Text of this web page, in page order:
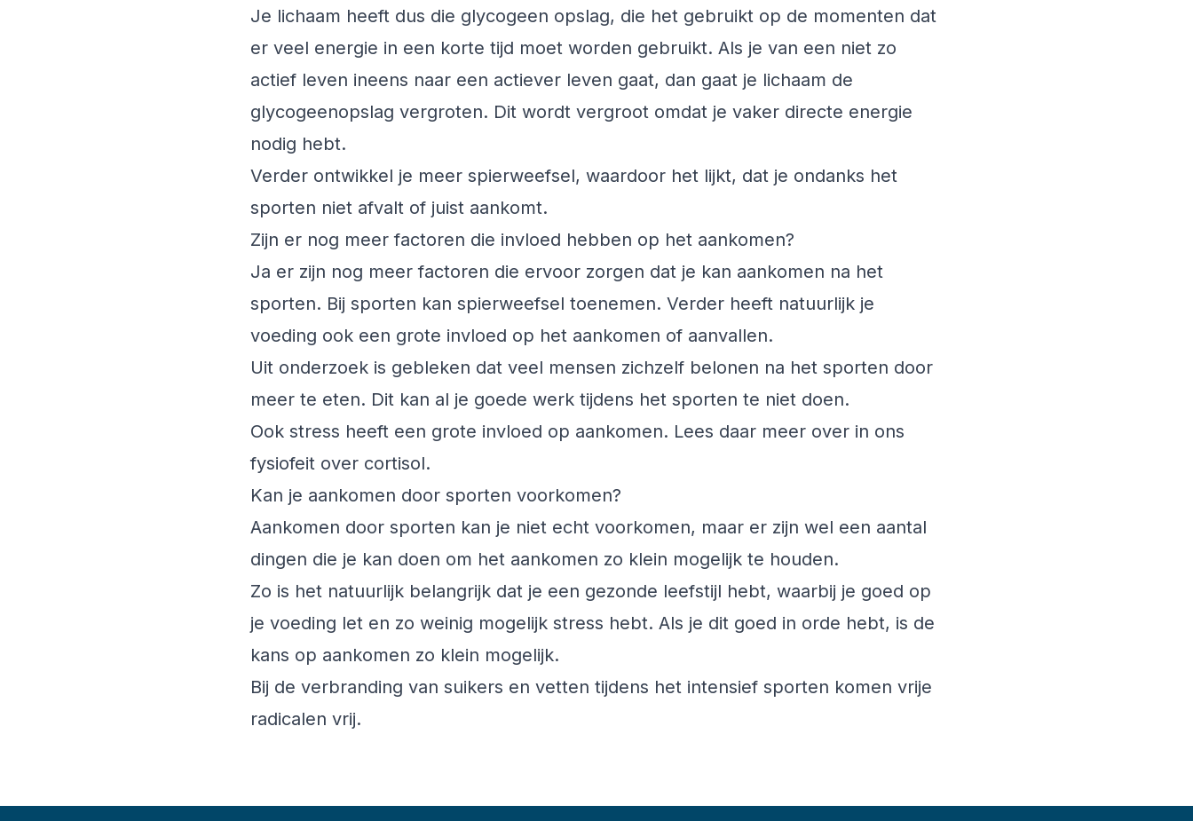
Je lichaam heeft dus die glycogeen opslag, die het gebruikt op de momenten dat
er veel energie in een korte tijd moet worden gebruikt. Als je van een niet zo
actief leven ineens naar een actiever leven gaat, dan gaat je lichaam de
glycogeenopslag vergroten. Dit wordt vergroot omdat je vaker directe energie
nodig hebt.
Verder ontwikkel je meer spierweefsel, waardoor het lijkt, dat je ondanks het
sporten niet afvalt of juist aankomt.
Zijn er nog meer factoren die invloed hebben op het aankomen?
Ja er zijn nog meer factoren die ervoor zorgen dat je kan aankomen na het
sporten. Bij sporten kan spierweefsel toenemen. Verder heeft natuurlijk je
voeding ook een grote invloed op het aankomen of aanvallen.
Uit onderzoek is gebleken dat veel mensen zichzelf belonen na het sporten door
meer te eten. Dit kan al je goede werk tijdens het sporten te niet doen.
Ook stress heeft een grote invloed op aankomen. Lees daar meer over in ons
fysiofeit over cortisol.
Kan je aankomen door sporten voorkomen?
Aankomen door sporten kan je niet echt voorkomen, maar er zijn wel een aantal
dingen die je kan doen om het aankomen zo klein mogelijk te houden.
Zo is het natuurlijk belangrijk dat je een gezonde leefstijl hebt, waarbij je goed op
je voeding let en zo weinig mogelijk stress hebt. Als je dit goed in orde hebt, is de
kans op aankomen zo klein mogelijk.
Bij de verbranding van suikers en vetten tijdens het intensief sporten komen vrije
radicalen vrij.